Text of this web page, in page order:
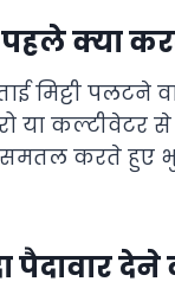
क्या
मिट्टी पलटने
या कल्टीवेटर
करते हुए
पैदावार देने